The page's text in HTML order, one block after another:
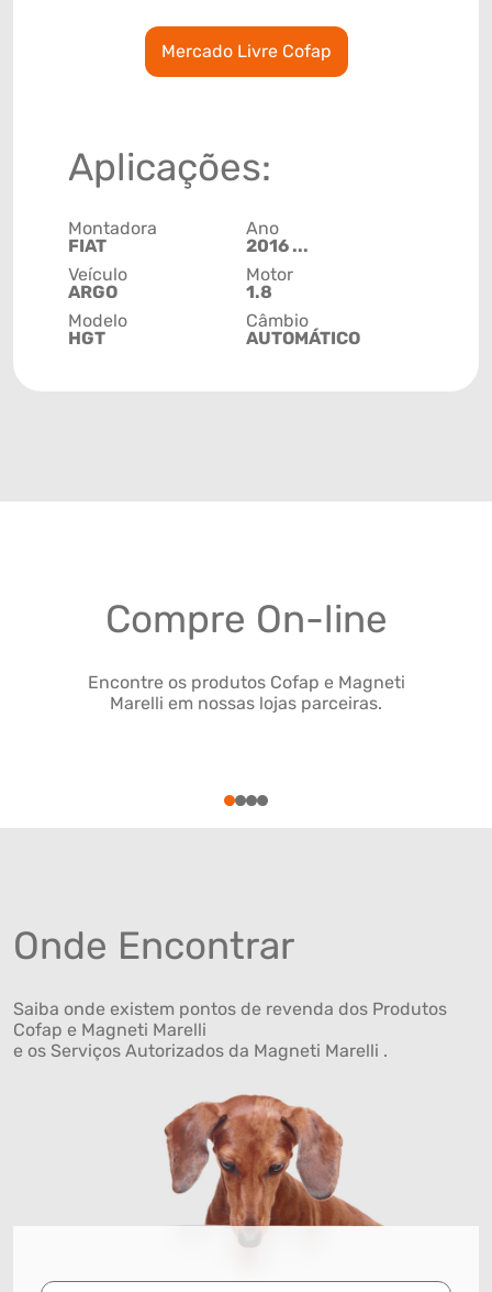
Mercado Livre Cofap
Aplicações:
Montadora
FIAT
Veículo
ARGO
Modelo
HGT
Ano
2016 ...
Motor
1.8
Câmbio
AUTOMÁTICO
Compre On-line
Encontre os produtos Cofap e Magneti
Marelli em nossas lojas parceiras.
1234
Onde Encontrar
Saiba onde existem pontos de revenda dos Produtos
Cofap e Magneti Marelli
e os Serviços Autorizados da Magneti Marelli .